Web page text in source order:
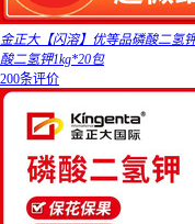
金正大【闪溶】优等品磷酸二氢
酸二氢钾1kg*20包
200条评价